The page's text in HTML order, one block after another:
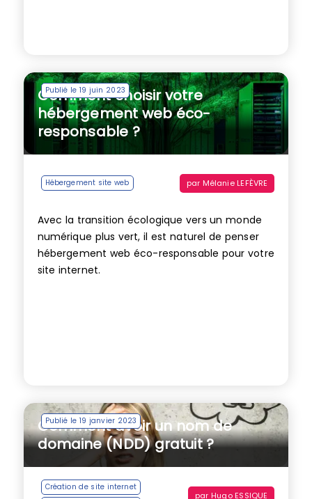
Publié le 19 juin 2023
Comment choisir votre
hébergement web éco-
responsable ?
Hébergement site web par Mélanie LEFÈVRE
Avec la transition écologique vers un monde
numérique plus vert, il est naturel de penser
hébergement web éco-responsable pour votre
site internet.
Publié le 19 janvier 2023
Comment avoir un nom de
domaine (NDD) gratuit ?
Création de site internet
par Hugo ESSIQUE